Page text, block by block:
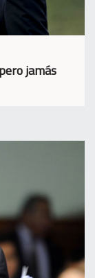
jamás